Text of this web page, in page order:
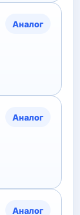
Аналог
Аналог
Аналог